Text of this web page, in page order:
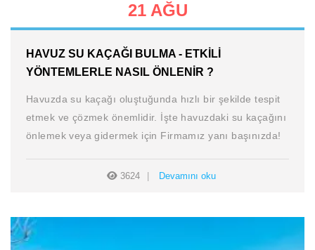
21 AĞU
HAVUZ SU KAÇAĞI BULMA - ETKILI
YÖNTEMLERLE NASIL ÖNLENIR ?
Havuzda su kaçağı oluştuğunda hızlı bir şekilde tespit
etmek ve çözmek önemlidir. İşte havuzdaki su kaçağını
önlemek veya gidermek için Firmamız yanı başınızda!
3624 Devamını oku